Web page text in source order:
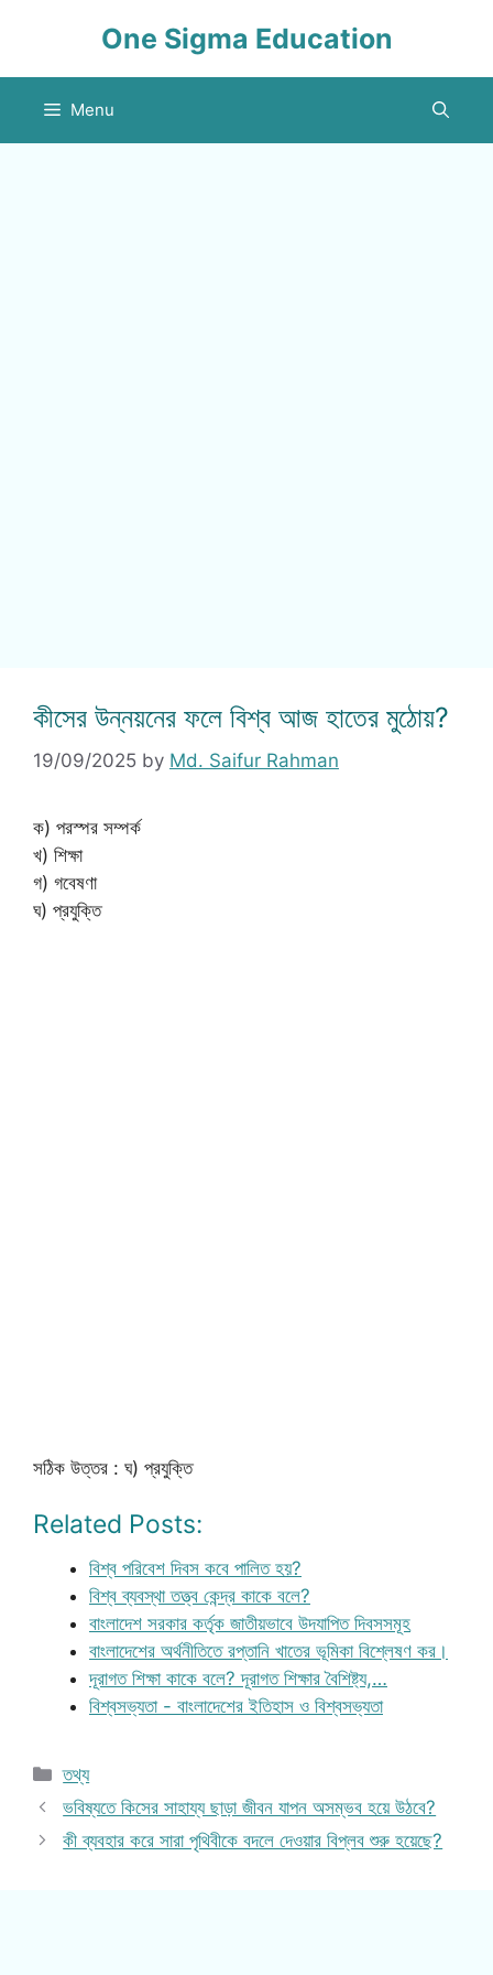
One Sigma Education
Menu
কীসের উন্নয়নের ফলে বিশ্ব আজ হাতের মুঠোয়?
19/09/2025 by Md. Saifur Rahman
ক) পরস্পর সম্পর্ক
খ) শিক্ষা
গ) গবেষণা
ঘ) প্রযুক্তি
সঠিক উত্তর : ঘ) প্রযুক্তি
Related Posts:
বিশ্ব পরিবেশ দিবস কবে পালিত হয়?
বিশ্ব ব্যবস্থা তত্ত্ব কেন্দ্র কাকে বলে?
বাংলাদেশ সরকার কর্তৃক জাতীয়ভাবে উদযাপিত দিবসসমূহ
বাংলাদেশের অর্থনীতিতে রপ্তানি খাতের ভূমিকা বিশ্লেষণ কর।
দূরাগত শিক্ষা কাকে বলে? দূরাগত শিক্ষার বৈশিষ্ট্য,…
বিশ্বসভ্যতা - বাংলাদেশের ইতিহাস ও বিশ্বসভ্যতা
Categories
তথ্য
ভবিষ্যতে কিসের সাহায্য ছাড়া জীবন যাপন অসম্ভব হয়ে উঠবে?
কী ব্যবহার করে সারা পৃথিবীকে বদলে দেওয়ার বিপ্লব শুরু হয়েছে?